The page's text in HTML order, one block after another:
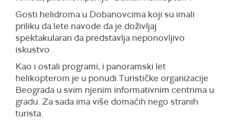
Gosti helidroma u Dobanovcima koji su imali
priliku da lete navode da je doživljaj
spektakularan da predstavlja neponovljivo
iskustvo .
Kao i ostali programi, i panoramski let
helikopterom je u ponudi Turističke organizacije
Beograda u svim njenim informativnim centrima u
gradu. Za sada ima više domaćih nego stranih
turista.